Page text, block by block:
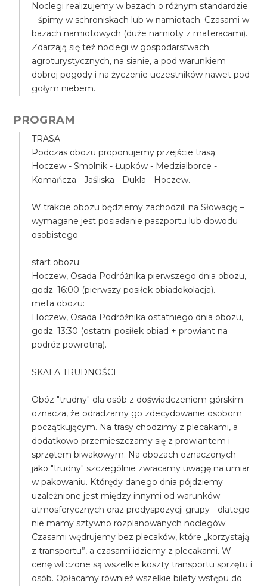
Noclegi realizujemy w bazach o różnym standardzie
– śpimy w schroniskach lub w namiotach. Czasami w
bazach namiotowych (duże namioty z materacami).
Zdarzają się też noclegi w gospodarstwach
agroturystycznych, na sianie, a pod warunkiem
dobrej pogody i na życzenie uczestników nawet pod
gołym niebem.
PROGRAM
TRASA
Podczas obozu proponujemy przejście trasą:
Hoczew - Smolnik - Łupków - Medzialborce -
Komańcza - Jaśliska - Dukla - Hoczew.
W trakcie obozu będziemy zachodzili na Słowację –
wymagane jest posiadanie paszportu lub dowodu
osobistego
start obozu:
Hoczew, Osada Podróżnika pierwszego dnia obozu,
godz. 16:00 (pierwszy posiłek obiadokolacja).
meta obozu:
Hoczew, Osada Podróżnika ostatniego dnia obozu,
godz. 13:30 (ostatni posiłek obiad + prowiant na
podróż powrotną).
SKALA TRUDNOŚCI
Obóz "trudny" dla osób z doświadczeniem górskim
oznacza, że odradzamy go zdecydowanie osobom
początkującym. Na trasy chodzimy z plecakami, a
dodatkowo przemieszczamy się z prowiantem i
sprzętem biwakowym. Na obozach oznaczonych
jako "trudny" szczególnie zwracamy uwagę na umiar
w pakowaniu. Którędy danego dnia pójdziemy
uzależnione jest między innymi od warunków
atmosferycznych oraz predyspozycji grupy - dlatego
nie mamy sztywno rozplanowanych noclegów.
Czasami wędrujemy bez plecaków, które „korzystają
z transportu”, a czasami idziemy z plecakami. W
cenę wliczone są wszelkie koszty transportu sprzętu i
osób. Opłacamy również wszelkie bilety wstępu do